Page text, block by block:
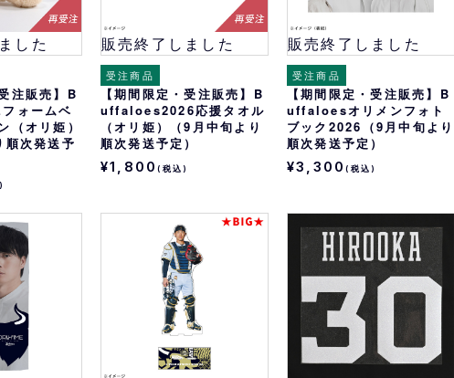
した
注販売】B
ォームベ
（オリ姫）
順次発送予
販売終了しました
受注商品
【期間限定・受注販売】B
uffaloes2026応援タオル
（オリ姫）（9月中旬より
順次発送予定）
¥1,800(税込)
販売終了しました
受注商品
【期間限定・受注販売】B
uffaloesオリメンフォト
ブック2026（9月中旬より
順次発送予定）
¥3,300(税込)